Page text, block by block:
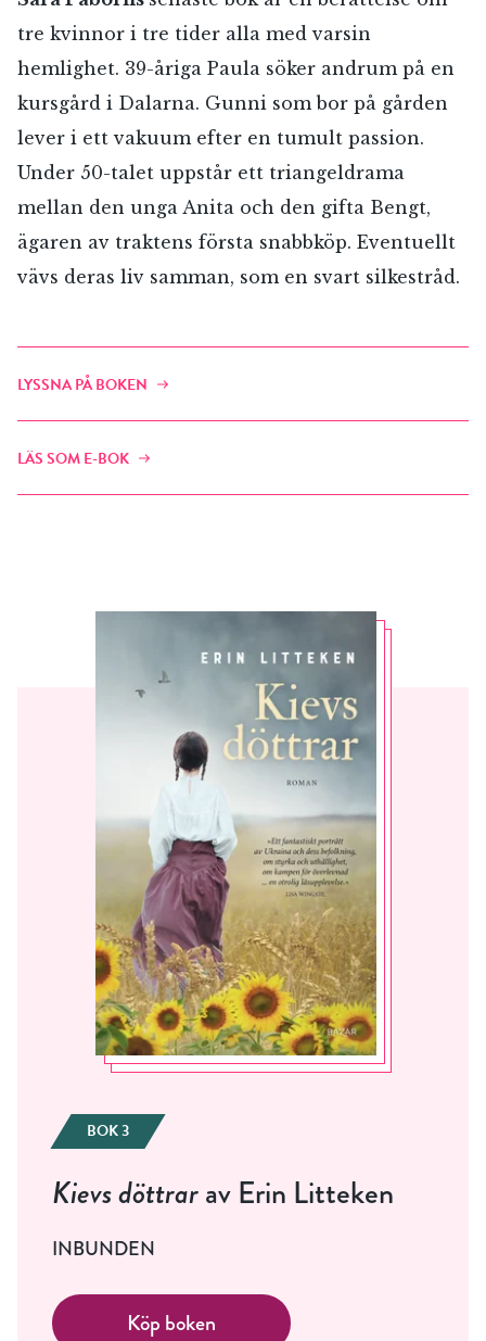
tre kvinnor i tre tider alla med varsin
hemlighet. 39-åriga Paula söker andrum på en
kursgård i Dalarna. Gunni som bor på gården
lever i ett vakuum efter en tumult passion.
Under 50-talet uppstår ett triangeldrama
mellan den unga Anita och den gifta Bengt,
ägaren av traktens första snabbköp. Eventuellt
vävs deras liv samman, som en svart silkestråd.
LYSSNA PÅ BOKEN
LÄS SOM E-BOK
BOK 3
Kievs döttrarav Erin Litteken
INBUNDEN
Köp boken